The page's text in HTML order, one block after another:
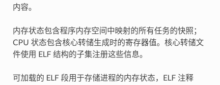
内容。
内存状态包含程序内存空间中映射的所有任务的快照；
CPU 状态包含核心转储生成时的寄存器值。核心转储文
件使用 ELF 结构的子集注册这些信息。
可加载的 ELF 段用于存储进程的内存状态，ELF 注释